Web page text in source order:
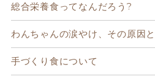
総合栄養食ってなんだろう?
わんちゃんの涙やけ、その原因
手づくり食について